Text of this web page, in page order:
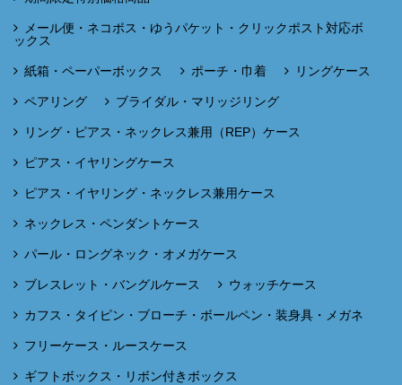
メール便・ネコポス・ゆうパケット・クリックポスト対応ボ
ックス
紙箱・ペーパーボックス ポーチ・巾着 リングケース
ペアリング ブライダル・マリッジリング
リング・ピアス・ネックレス兼用（REP）ケース
ピアス・イヤリングケース
ピアス・イヤリング・ネックレス兼用ケース
ネックレス・ペンダントケース
パール・ロングネック・オメガケース
ブレスレット・バングルケース ウォッチケース
カフス・タイピン・ブローチ・ボールペン・装身具・メガネ
フリーケース・ルースケース
ギフトボックス・リボン付きボックス